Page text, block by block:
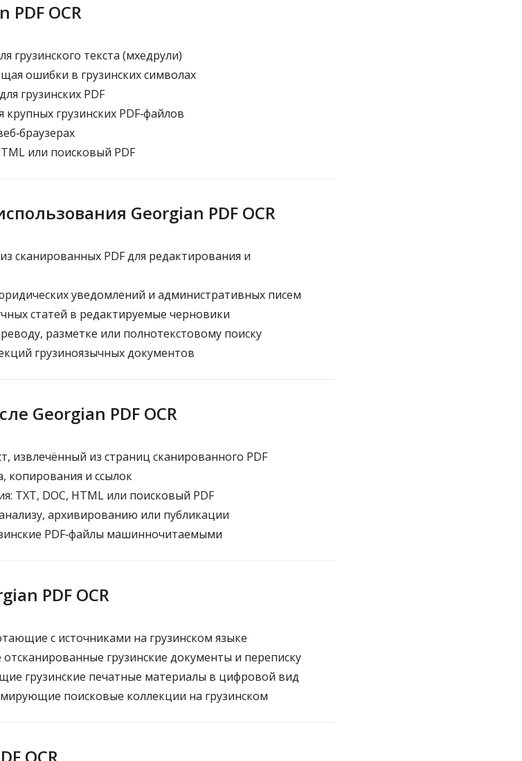
OCR
грузинского текста (мхедрули)
ошибки в грузинских символах
грузинских PDF
грузинских PDF‑файлов
или поисковый PDF
Georgian PDF OCR
сканированных PDF для редактирования и
уведомлений и административных писем
статей в редактируемые черновики
разметке или полнотекстовому поиску
грузиноязычных документов
Georgian PDF OCR
извлечённый из страниц сканированного PDF
копирования и ссылок
TXT, DOC, HTML или поисковый PDF
архивированию или публикации
PDF‑файлы машинночитаемыми
PDF OCR
с источниками на грузинском языке
грузинские документы и переписку
грузинские печатные материалы в цифровой вид
поисковые коллекции на грузинском